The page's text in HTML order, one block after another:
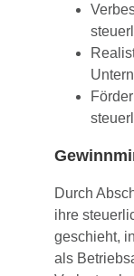
Durch
ihre
geschieht,
als